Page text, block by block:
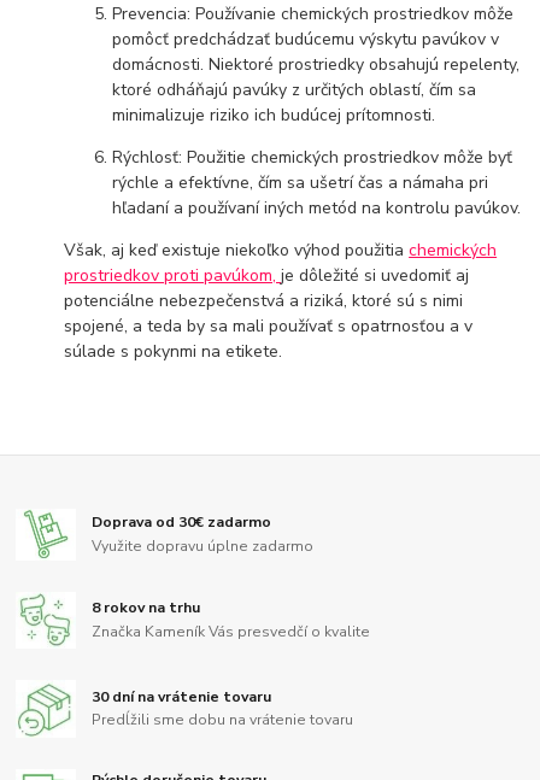
Prevencia: Používanie chemických prostriedkov môže
pomôcť predchádzať budúcemu výskytu pavúkov v
domácnosti. Niektoré prostriedky obsahujú repelenty,
ktoré odháňajú pavúky z určitých oblastí, čím sa
minimalizuje riziko ich budúcej prítomnosti.
Rýchlosť: Použitie chemických prostriedkov môže byť
rýchle a efektívne, čím sa ušetrí čas a námaha pri
hľadaní a používaní iných metód na kontrolu pavúkov.
Však, aj keď existuje niekoľko výhod použitiachemických
prostriedkov proti pavúkom,je dôležité si uvedomiť aj
potenciálne nebezpečenstvá a riziká, ktoré sú s nimi
spojené, a teda by sa mali používať s opatrnosťou a v
súlade s pokynmi na etikete.
Doprava od 30€ zadarmo
Využite dopravu úplne zadarmo
8 rokov na trhu
Značka Kameník Vás presvedčí o kvalite
30 dní na vrátenie tovaru
Predĺžili sme dobu na vrátenie tovaru